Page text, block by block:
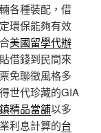
各種裝配，借
環保能夠有效
美國留學代辦
借錢到民間來
免聯徵風格多
世代珍藏的GIA
精品當舖以多
利息計算的台